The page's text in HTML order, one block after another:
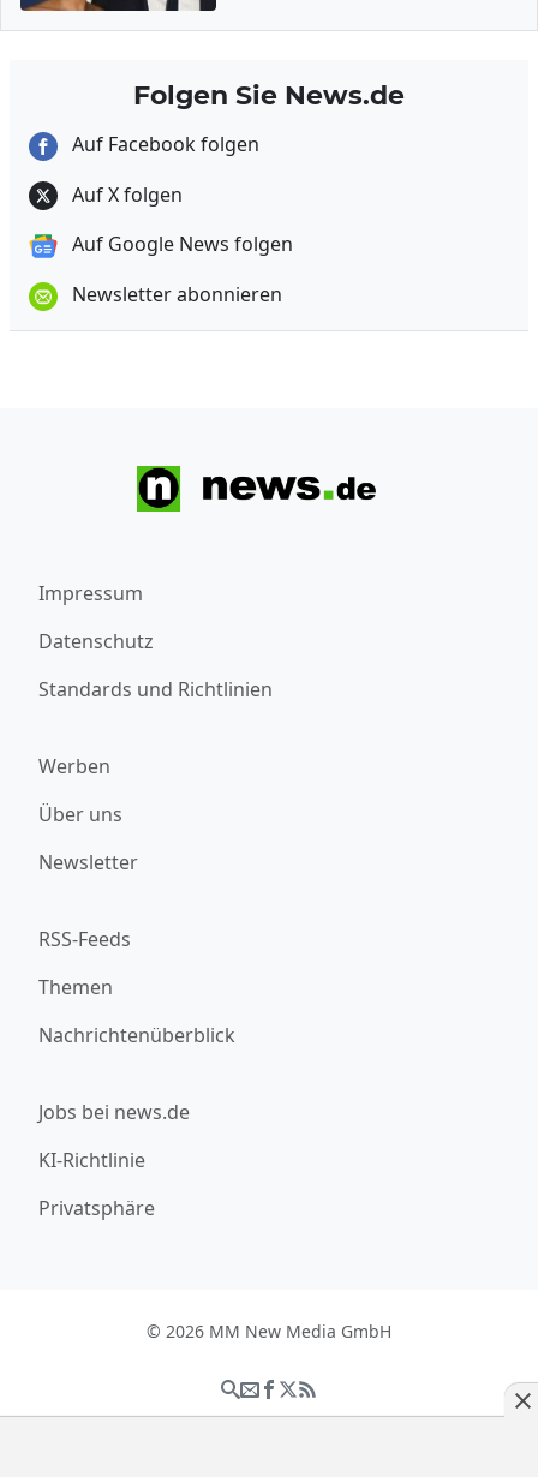
Folgen Sie News.de
Auf Facebook folgen
Auf X folgen
Auf Google News folgen
Newsletter abonnieren
Impressum
Datenschutz
Standards und Richtlinien
Werben
Über uns
Newsletter
RSS-Feeds
Themen
Nachrichtenüberblick
Jobs bei news.de
KI-Richtlinie
Privatsphäre
© 2026 MM New Media GmbH